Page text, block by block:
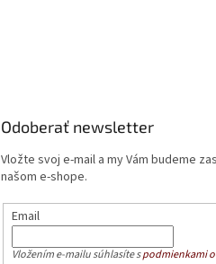
Odoberať newsletter
Vložte svoj e-mail a my Vám budeme
našom e-shope.
Email
Vložením e-mailu súhlasíte spodmienkami